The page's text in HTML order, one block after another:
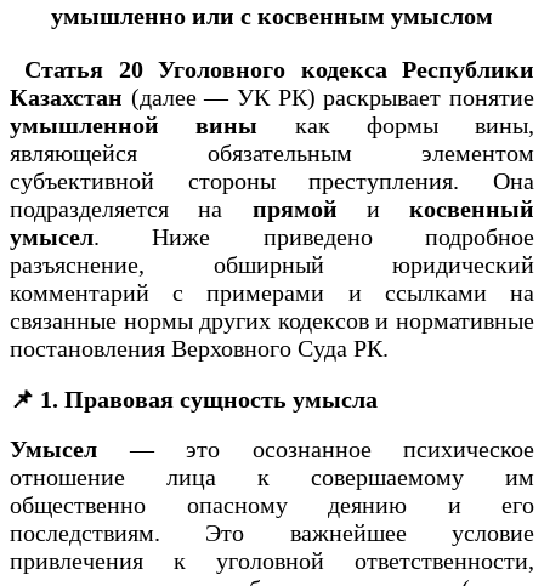
умышленно или с косвенным умыслом
Статья 20 Уголовного кодекса Республики
Казахстан (далее — УК РК) раскрывает понятие
умышленной вины как формы вины,
являющейся обязательным элементом
субъективной стороны преступления. Она
подразделяется на прямой и косвенный
умысел. Ниже приведено подробное
разъяснение, обширный юридический
комментарий с примерами и ссылками на
связанные нормы других кодексов и нормативные
постановления Верховного Суда РК.
📌 1. Правовая сущность умысла
Умысел — это осознанное психическое
отношение лица к совершаемому им
общественно опасному деянию и его
последствиям. Это важнейшее условие
привлечения к уголовной ответственности,